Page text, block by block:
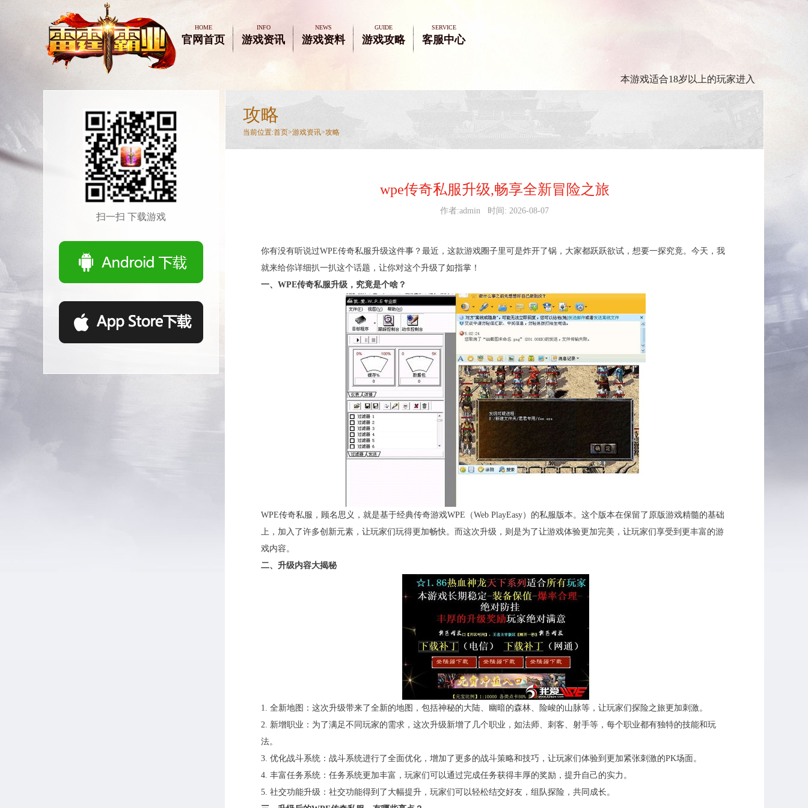
HOME
官网首页
INFO
游戏资讯
NEWS
游戏资料
GUIDE
游戏攻略
SERVICE
客服中心
本游戏适合18岁以上的玩家进入
扫一扫 下载游戏
攻略
当前位置:首页>游戏资讯>攻略
wpe传奇私服升级,畅享全新冒险之旅
作者:admin 时间: 2026-08-07
你有没有听说过WPE传奇私服升级这件事？最近，这款游戏圈子里可是炸开了锅，大家都跃跃欲试，想要一探究竟。今天，我
就来给你详细扒一扒这个话题，让你对这个升级了如指掌！
一、WPE传奇私服升级，究竟是个啥？
WPE传奇私服，顾名思义，就是基于经典传奇游戏WPE（Web PlayEasy）的私服版本。这个版本在保留了原版游戏精髓的基础
上，加入了许多创新元素，让玩家们玩得更加畅快。而这次升级，则是为了让游戏体验更加完美，让玩家们享受到更丰富的游
戏内容。
二、升级内容大揭秘
1. 全新地图：这次升级带来了全新的地图，包括神秘的大陆、幽暗的森林、险峻的山脉等，让玩家们探险之旅更加刺激。
2. 新增职业：为了满足不同玩家的需求，这次升级新增了几个职业，如法师、刺客、射手等，每个职业都有独特的技能和玩
法。
3. 优化战斗系统：战斗系统进行了全面优化，增加了更多的战斗策略和技巧，让玩家们体验到更加紧张刺激的PK场面。
4. 丰富任务系统：任务系统更加丰富，玩家们可以通过完成任务获得丰厚的奖励，提升自己的实力。
5. 社交功能升级：社交功能得到了大幅提升，玩家们可以轻松结交好友，组队探险，共同成长。